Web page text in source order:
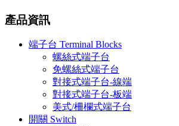
產品資訊
端子台 Terminal Blocks
螺絲式端子台
免螺絲式端子台
對接式端子台-線端
對接式端子台-板端
美式/柵欄式端子台
開關 Switch